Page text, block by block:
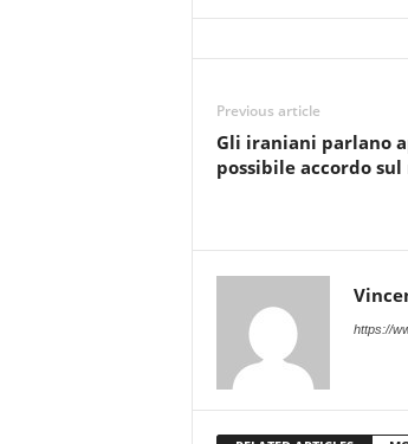
Previous article
Gli iraniani parlano
possibile accordo
https://